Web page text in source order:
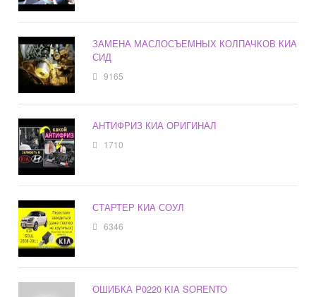
ЗАМЕНА МАСЛОСЪЕМНЫХ КОЛПАЧКОВ КИА
СИД
9165
АНТИФРИЗ КИА ОРИГИНАЛ
1710
СТАРТЕР КИА СОУЛ
6346
ОШИБКА P0220 KIA SORENTO